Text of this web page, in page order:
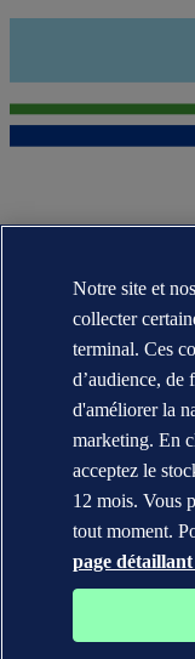
Les marques DNV
Veritas® sont la
Veritas. Tous droits
WHEN TRUST
Notre site et
collecter
terminal. Ces
d’audience,
d'améliorer la
marketing. En
acceptez le
12 mois. Vous
tout moment.
page